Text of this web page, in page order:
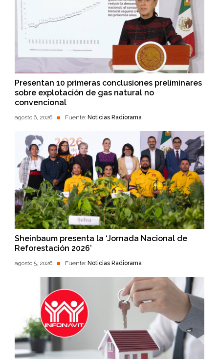
Presentan 10 primeras conclusiones preliminares
sobre explotación de gas natural no
convencional
agosto 6, 2026 Fuente: Noticias Radiorama
Sheinbaum presenta la ‘Jornada Nacional de
Reforestación 2026’
agosto 5, 2026 Fuente: Noticias Radiorama